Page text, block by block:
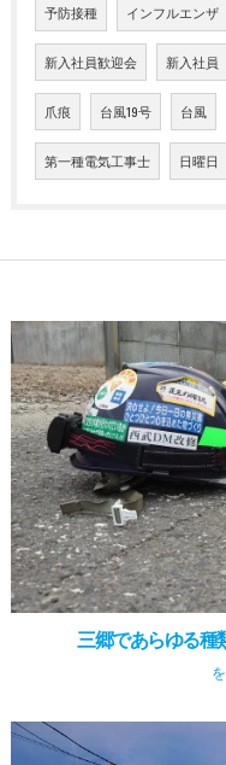
予防接種 インフルエンザ
新入社員歓迎会 新入社員
爪痕 台風19号 台風
第一種電気工事士 日曜日
三郷であらゆる種